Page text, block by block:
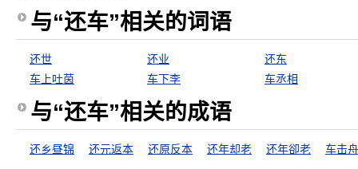
与“还车”相关的词语
还世 还业
还东
车上吐茵
车下李 车丞相
与“还车”相关的成语
还乡昼锦 还元返本 还原反本 还年却老 还年卻老 车击